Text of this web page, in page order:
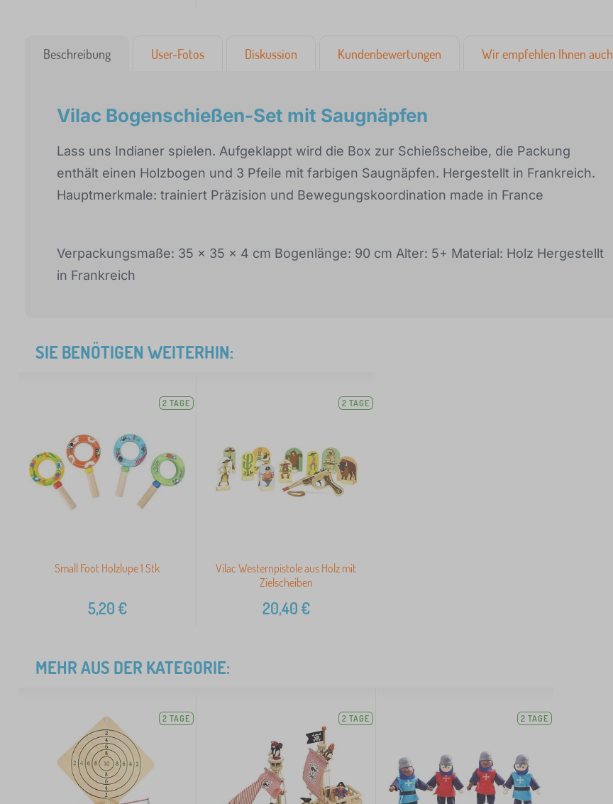
Beschreibung User-Fotos Diskussion Kundenbewertungen Wir empfehlen Ihnen auch
Vilac Bogenschießen-Set mit Saugnäpfen
Lass uns Indianer spielen. Aufgeklappt wird die Box zur Schießscheibe, die Packung
enthält einen Holzbogen und 3 Pfeile mit farbigen Saugnäpfen. Hergestellt in Frankreich.
Hauptmerkmale: trainiert Präzision und Bewegungskoordination made in France
Verpackungsmaße: 35 x 35 x 4 cm Bogenlänge: 90 cm Alter: 5+ Material: Holz Hergestellt
in Frankreich
SIE BENÖTIGEN WEITERHIN:
2 TAGE
Small Foot Holzlupe 1 Stk
5,20€
2 TAGE
Vilac Westernpistole aus Holz mit
Zielscheiben
20,40€
MEHR AUS DER KATEGORIE:
2 TAGE 2 TAGE 2 TAGE